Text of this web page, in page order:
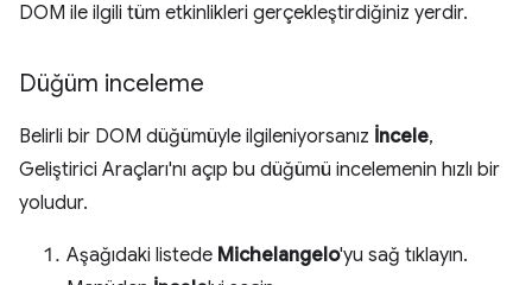
DOM ile ilgili tüm etkinlikleri gerçekleştirdiğiniz yerdir.
Düğüm inceleme
Belirli bir DOM düğümüyle ilgileniyorsanız İncele,
Geliştirici Araçları'nı açıp bu düğümü incelemenin hızlı bir
yoludur.
Aşağıdaki listede Michelangelo'yu sağ tıklayın.